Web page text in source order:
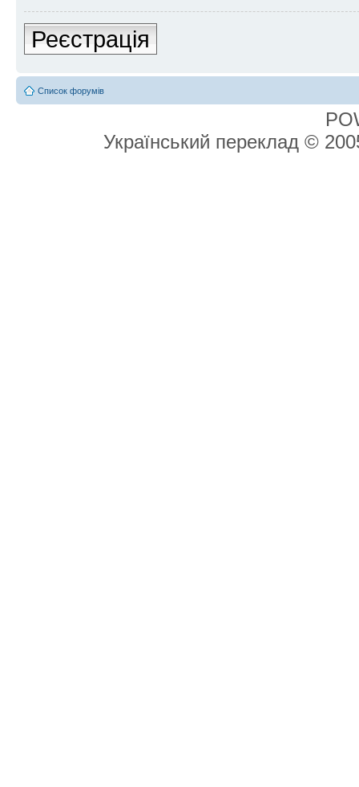
Реєстрація
Список форумів
Український переклад ©